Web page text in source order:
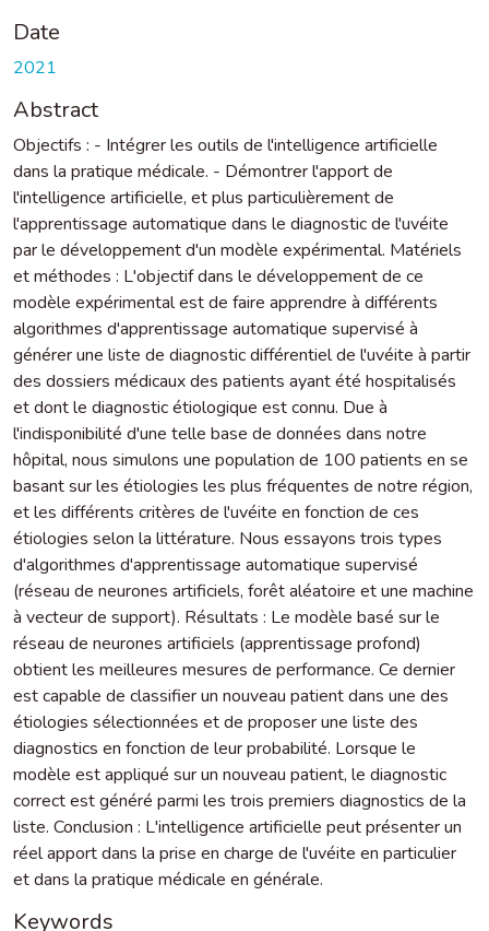
Date
2021
Abstract
Objectifs : - Intégrer les outils de l'intelligence artificielle
dans la pratique médicale. - Démontrer l'apport de
l'intelligence artificielle, et plus particulièrement de
l'apprentissage automatique dans le diagnostic de l'uvéite
par le développement d'un modèle expérimental. Matériels
et méthodes : L'objectif dans le développement de ce
modèle expérimental est de faire apprendre à différents
algorithmes d'apprentissage automatique supervisé à
générer une liste de diagnostic différentiel de l'uvéite à partir
des dossiers médicaux des patients ayant été hospitalisés
et dont le diagnostic étiologique est connu. Due à
l'indisponibilité d'une telle base de données dans notre
hôpital, nous simulons une population de 100 patients en se
basant sur les étiologies les plus fréquentes de notre région,
et les différents critères de l'uvéite en fonction de ces
étiologies selon la littérature. Nous essayons trois types
d'algorithmes d'apprentissage automatique supervisé
(réseau de neurones artificiels, forêt aléatoire et une machine
à vecteur de support). Résultats : Le modèle basé sur le
réseau de neurones artificiels (apprentissage profond)
obtient les meilleures mesures de performance. Ce dernier
est capable de classifier un nouveau patient dans une des
étiologies sélectionnées et de proposer une liste des
diagnostics en fonction de leur probabilité. Lorsque le
modèle est appliqué sur un nouveau patient, le diagnostic
correct est généré parmi les trois premiers diagnostics de la
liste. Conclusion : L'intelligence artificielle peut présenter un
réel apport dans la prise en charge de l'uvéite en particulier
et dans la pratique médicale en générale.
Keywords